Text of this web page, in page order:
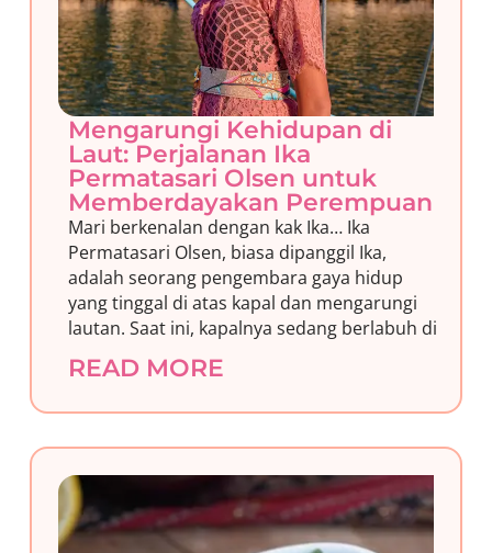
Mengarungi Kehidupan di
Laut: Perjalanan Ika
Permatasari Olsen untuk
Memberdayakan Perempuan
Mari berkenalan dengan kak Ika… Ika
Permatasari Olsen, biasa dipanggil Ika,
adalah seorang pengembara gaya hidup
yang tinggal di atas kapal dan mengarungi
lautan. Saat ini, kapalnya sedang berlabuh di
READ MORE